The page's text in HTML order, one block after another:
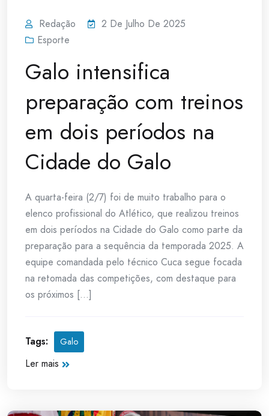
Redação
2 De Julho De 2025
Esporte
Galo intensifica
preparação com treinos
em dois períodos na
Cidade do Galo
A quarta-feira (2/7) foi de muito trabalho para o
elenco profissional do Atlético, que realizou treinos
em dois períodos na Cidade do Galo como parte da
preparação para a sequência da temporada 2025. A
equipe comandada pelo técnico Cuca segue focada
na retomada das competições, com destaque para
os próximos [...]
Tags: Galo
Ler mais